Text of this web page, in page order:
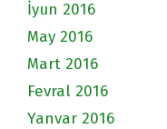
İyun 2016
May 2016
Mart 2016
Fevral 2016
Yanvar 2016